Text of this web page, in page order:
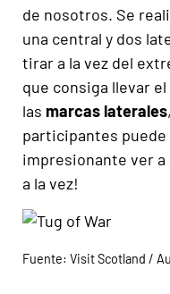
de nosotros. Se
una central y dos
tirar a la vez del
que consiga llevar el
las marcas laterales
participantes puede
impresionante ver a
a la vez!
Fuente: Visit Scotland /